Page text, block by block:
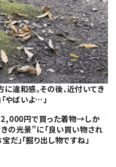
違和感。その後、近付いてき
やばいよ…」
2,000円で買った着物→しか
の光景”に「良い買い物され
だ」「掘り出し物ですね」